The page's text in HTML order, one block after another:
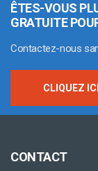
ÊTES-VOUS
GRATUITE
Contactez-nous
CLIQUEZ ICI
CONTACT